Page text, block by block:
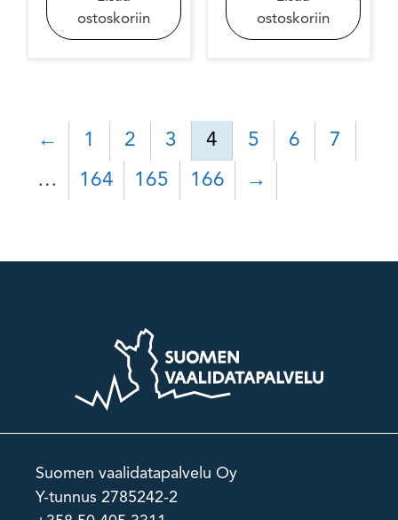
ostoskoriin
ostoskoriin
← 1 2 3 4 5 6 7
… 164 165 166 →
Suomen vaalidatapalvelu Oy
Y-tunnus 2785242-2